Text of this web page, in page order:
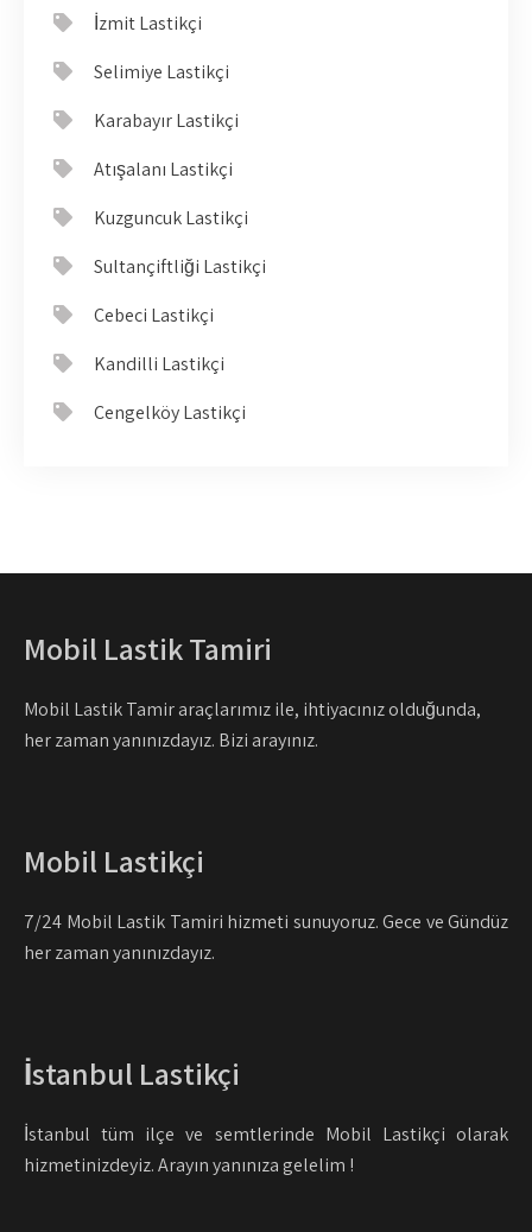
İzmit Lastikçi
Selimiye Lastikçi
Karabayır Lastikçi
Atışalanı Lastikçi
Kuzguncuk Lastikçi
Sultançiftliği Lastikçi
Cebeci Lastikçi
Kandilli Lastikçi
Çengelköy Lastikçi
Mobil Lastik Tamiri
Mobil Lastik Tamir araçlarımız ile, ihtiyacınız olduğunda,
her zaman yanınızdayız. Bizi arayınız.
Mobil Lastikçi
7/24 Mobil Lastik Tamiri hizmeti sunuyoruz. Gece ve Gündüz
her zaman yanınızdayız.
İstanbul Lastikçi
İstanbul tüm ilçe ve semtlerinde Mobil Lastikçi olarak
hizmetinizdeyiz. Arayın yanınıza gelelim !